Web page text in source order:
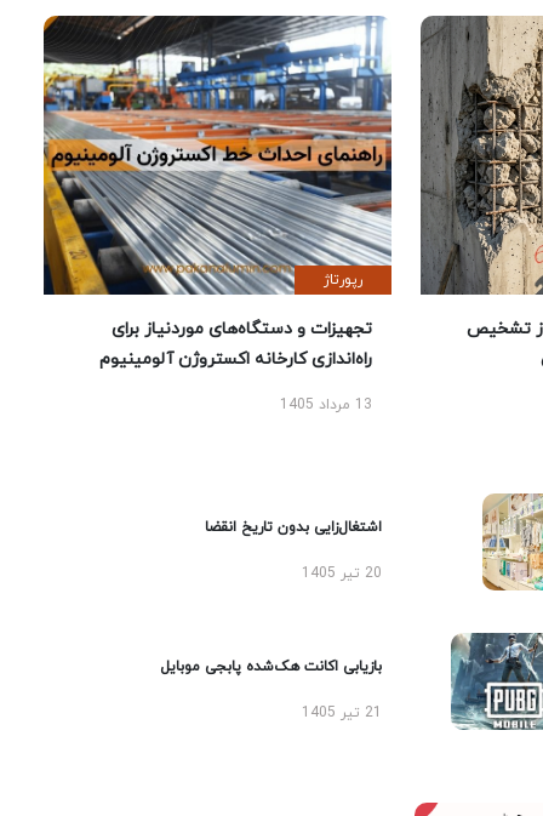
تشخیص
رپورتاژ
تجهیزات و دستگاه‌های موردنیاز برای
راه‌اندازی کارخانه اکستروژن آلومینیوم
13 مرداد 1405
اشتغال‌زایی بدون تاریخ انقضا
20 تیر 1405
بازیابی اکانت هک‌شده پابجی موبایل